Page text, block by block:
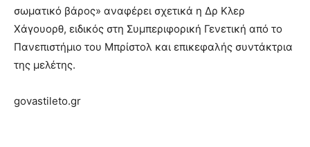
σωματικό βάρος» αναφέρει σχετικά η Δρ Κλερ
Χάγουορθ, ειδικός στη Συμπεριφορική Γενετική από το
Πανεπιστήμιο του Μπρίστολ και επικεφαλής συντάκτρια
της μελέτης.
govastileto.gr